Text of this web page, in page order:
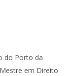
do Porto da
em Direito